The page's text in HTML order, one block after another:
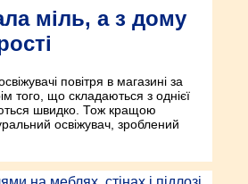
міль, а з дому
повітря в магазині за
того, що складаються з однієї
швидко. Тож кращою
освіжувач, зроблений